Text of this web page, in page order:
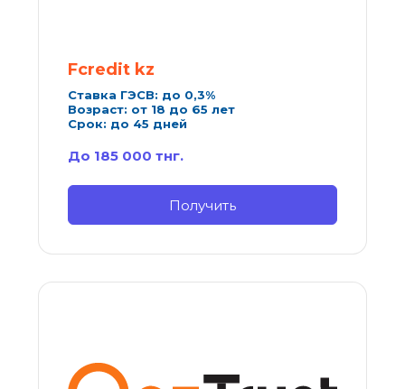
Fcredit kz
Ставка ГЭСВ: до 0,3%
Возраст: от 18 до 65 лет
Срок: до 45 дней
До 185 000 тнг.
Получить